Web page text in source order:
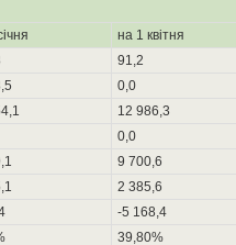
на 1 квітня
91,2
0,0
12 986,3
0,0
9 700,6
2 385,6
-5 168,4
39,80%